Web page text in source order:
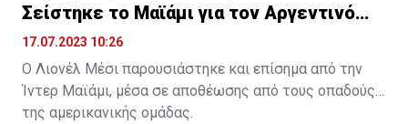
Σείστηκε το Μαϊάμι για τον Αργεντινό
σταρ
17.07.2023 10:26
Ο Λιονέλ Μέσι παρουσιάστηκε και επίσημα από την
Ίντερ Μαϊάμι, μέσα σε αποθέωσης από τους οπαδούς
της αμερικανικής ομάδας.